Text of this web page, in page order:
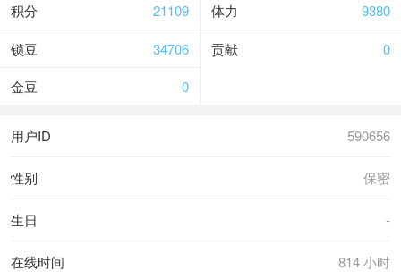
21109
积分 9380
体力
34706
锁豆 0
贡献
0
金豆
590656
用户ID
保密
性别
-
生日
814 小时
在线时间